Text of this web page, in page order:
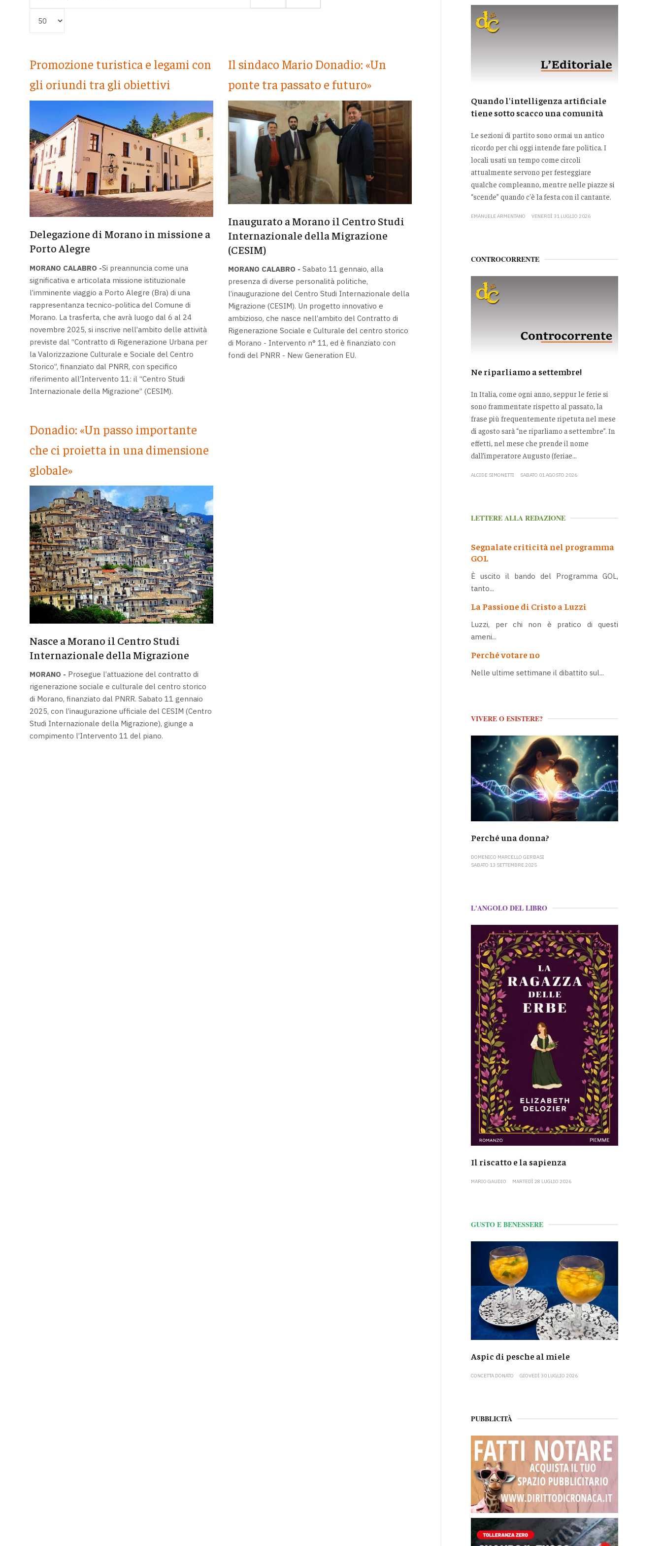
Promozione turistica e legami con
gli oriundi tra gli obiettivi
Delegazione di Morano in missione a
Porto Alegre
MORANO CALABRO -Si preannuncia come una
significativa e articolata missione istituzionale
l’imminente viaggio a Porto Alegre (Bra) di una
rappresentanza tecnico-politica del Comune di
Morano. La trasferta, che avrà luogo dal 6 al 24
novembre 2025, si inscrive nell’ambito delle attività
previste dal “Contratto di Rigenerazione Urbana per
la Valorizzazione Culturale e Sociale del Centro
Storico”, finanziato dal PNRR, con specifico
riferimento all’Intervento 11: il “Centro Studi
Internazionale della Migrazione” (CESIM).
Il sindaco Mario Donadio: «Un
ponte tra passato e futuro»
Inaugurato a Morano il Centro Studi
Internazionale della Migrazione
(CESIM)
MORANO CALABRO - Sabato 11 gennaio, alla
presenza di diverse personalità politiche,
l’inaugurazione del Centro Studi Internazionale della
Migrazione (CESIM). Un progetto innovativo e
ambizioso, che nasce nell’ambito del Contratto di
Rigenerazione Sociale e Culturale del centro storico
di Morano - Intervento n° 11, ed è finanziato con
fondi del PNRR - New Generation EU.
Donadio: «Un passo importante
che ci proietta in una dimensione
globale»
Nasce a Morano il Centro Studi
Internazionale della Migrazione
MORANO - Prosegue l’attuazione del contratto di
rigenerazione sociale e culturale del centro storico
di Morano, finanziato dal PNRR. Sabato 11 gennaio
2025, con l’inaugurazione ufficiale del CESIM (Centro
Studi Internazionale della Migrazione), giunge a
compimento l’Intervento 11 del piano.
Quando l'intelligenza artificiale
tiene sotto scacco una comunità
Le sezioni di partito sono ormai un antico
ricordo per chi oggi intende fare politica. I
locali usati un tempo come circoli
attualmente servono per festeggiare
qualche compleanno, mentre nelle piazze si
“scende” quando c'è la festa con il cantante.
EMANUELE ARMENTANO VENERDÌ 31 LUGLIO 2026
CONTROCORRENTE
Ne riparliamo a settembre!
In Italia, come ogni anno, seppur le ferie si
sono frammentate rispetto al passato, la
frase più frequentemente ripetuta nel mese
di agosto sarà “ne riparliamo a settembre”. In
effetti, nel mese che prende il nome
dall’imperatore Augusto (feriae...
ALCIDE SIMONETTI SABATO 01 AGOSTO 2026
LETTERE ALLA REDAZIONE
Segnalate criticità nel programma
GOL
È uscito il bando del Programma GOL,
tanto...
La Passione di Cristo a Luzzi
Luzzi, per chi non è pratico di questi
ameni...
Perché votare no
Nelle ultime settimane il dibattito sul...
VIVERE O ESISTERE?
Perché una donna?
DOMENICO MARCELLO GERBASI
SABATO 13 SETTEMBRE 2025
L'ANGOLO DEL LIBRO
Il riscatto e la sapienza
MARIO GAUDIO MARTEDÌ 28 LUGLIO 2026
GUSTO E BENESSERE
Aspic di pesche al miele
CONCETTA DONATO GIOVEDÌ 30 LUGLIO 2026
PUBBLICITÀ